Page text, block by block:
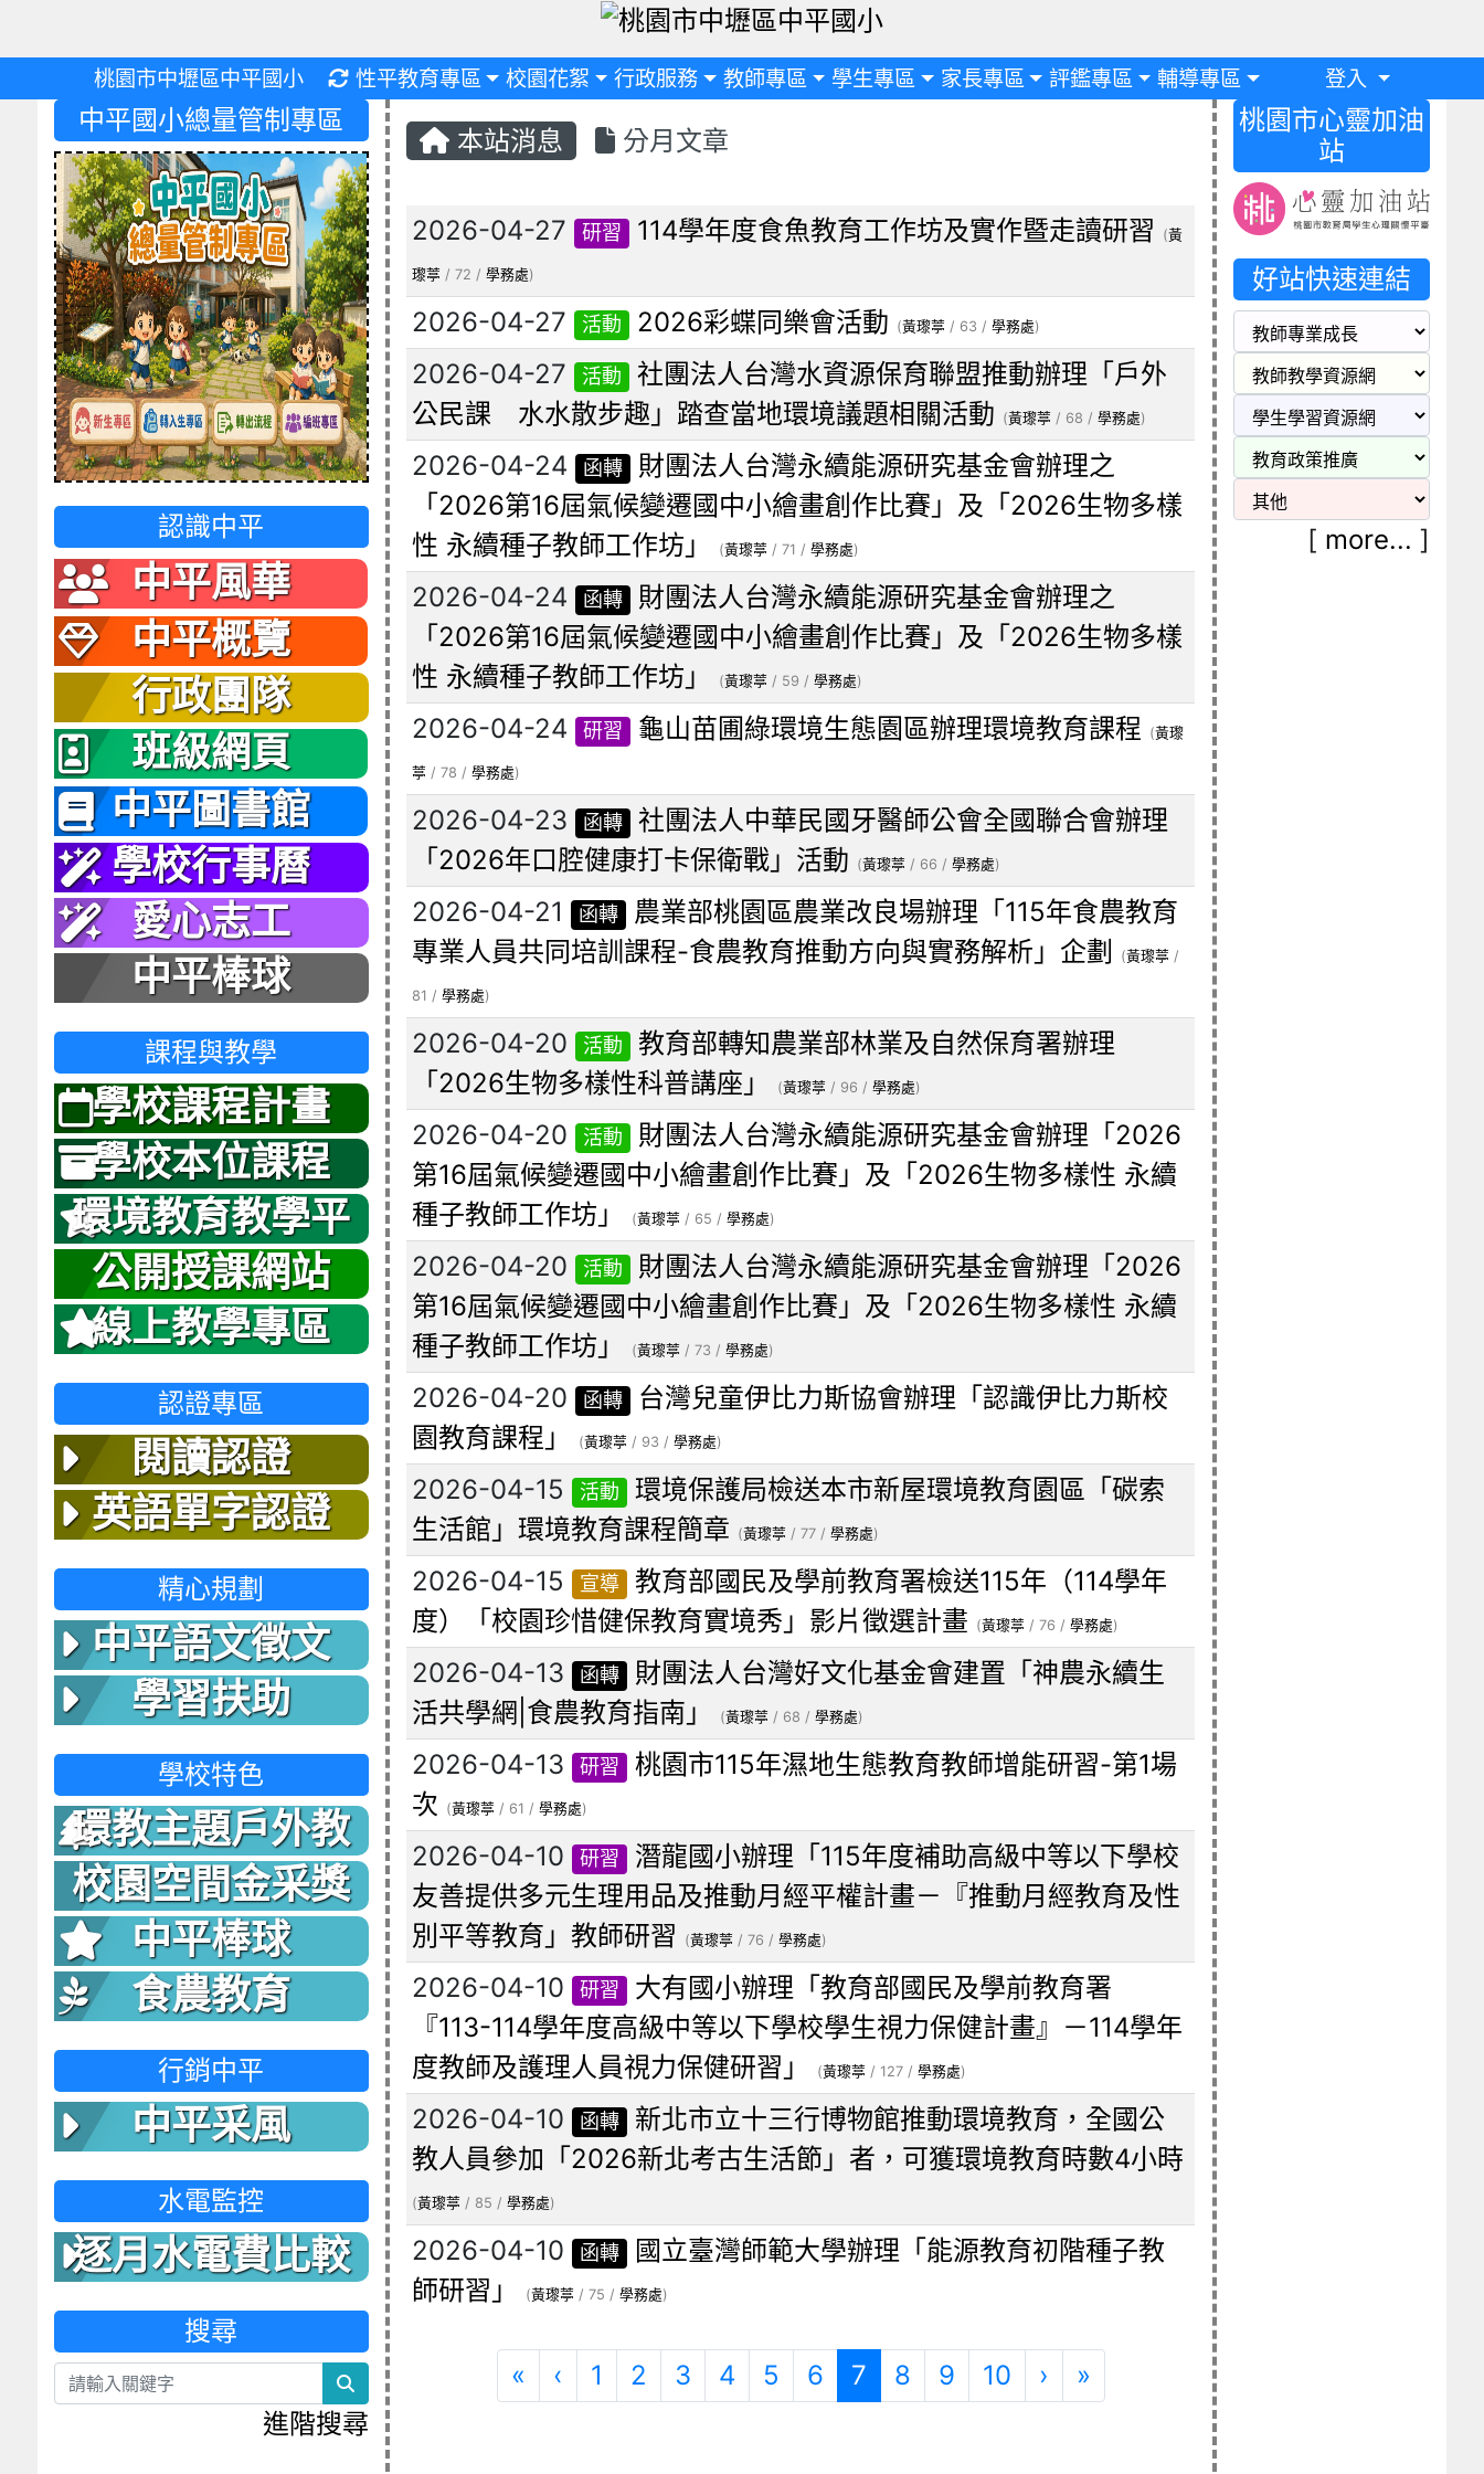
桃園市中壢區中平國小 重新取得佈景設定
性平教育專區 校園花絮 行政服務 教師專區 學生專區 家長專區 評鑑專區 輔導專區 登入
本站消息 分月文章
文章列表
2026-04-27 研習 114學年度食魚教育工作坊及實作暨走讀研習 (黃
瓈葶 / 72 / 學務處)
2026-04-27 活動 2026彩蝶同樂會活動 (黃瓈葶 / 63 /學務處)
2026-04-27 活動
社團法人台灣水資源保育聯盟推動辦理「戶外
公民課 水水散步趣」踏查當地環境議題相關活動 (黃瓈葶 / 68 / 學務處)
2026-04-24 函轉
財團法人台灣永續能源研究基金會辦理之
「2026第16屆氣候變遷國中小繪畫創作比賽」及「2026生物多樣
性 永續種子教師工作坊」
(黃瓈葶 / 71 / 學務處)
2026-04-24 函轉
財團法人台灣永續能源研究基金會辦理之
「2026第16屆氣候變遷國中小繪畫創作比賽」及「2026生物多樣
性 永續種子教師工作坊」
(黃瓈葶 / 59 / 學務處)
2026-04-24 研習 龜山苗圃綠環境生態園區辦理環境教育課程 (黃瓈
葶 / 78 / 學務處)
2026-04-23 函轉
社團法人中華民國牙醫師公會全國聯合會辦理
「2026年口腔健康打卡保衛戰」活動 (黃瓈葶 / 66 / 學務處)
2026-04-21 函轉
農業部桃園區農業改良場辦理「115年食農教育
專業人員共同培訓課程-食農教育推動方向與實務解析」企劃
(黃瓈葶 /
81 / 學務處)
2026-04-20 活動
教育部轉知農業部林業及自然保育署辦理
「2026生物多樣性科普講座」
(黃瓈葶 / 96 / 學務處)
2026-04-20 活動
財團法人台灣永續能源研究基金會辦理「2026
第16屆氣候變遷國中小繪畫創作比賽」及「2026生物多樣性 永續
種子教師工作坊」
(黃瓈葶 / 65 / 學務處)
2026-04-20 活動
財團法人台灣永續能源研究基金會辦理「2026
第16屆氣候變遷國中小繪畫創作比賽」及「2026生物多樣性 永續
種子教師工作坊」
(黃瓈葶 / 73 / 學務處)
2026-04-20 函轉
台灣兒童伊比力斯協會辦理「認識伊比力斯校
園教育課程」
(黃瓈葶 / 93 / 學務處)
2026-04-15 活動
環境保護局檢送本市新屋環境教育園區「碳索
生活館」環境教育課程簡章 (黃瓈葶 / 77 / 學務處)
2026-04-15 宣導
教育部國民及學前教育署檢送115年（114學年
度）「校園珍惜健保教育實境秀」影片徵選計畫 (黃瓈葶 / 76 / 學務處)
2026-04-13 函轉
財團法人台灣好文化基金會建置「神農永續生
活共學網|食農教育指南」
(黃瓈葶 / 68 / 學務處)
2026-04-13 研習
桃園市115年濕地生態教育教師增能研習-第1場
次 (黃瓈葶 / 61 / 學務處)
2026-04-10 研習
潛龍國小辦理「115年度補助高級中等以下學校
友善提供多元生理用品及推動月經平權計畫－『推動月經教育及性
別平等教育」教師研習
(黃瓈葶 / 76 / 學務處)
2026-04-10 研習
大有國小辦理「教育部國民及學前教育署
『113-114學年度高級中等以下學校學生視力保健計畫』－114學年
度教師及護理人員視力保健研習」
(黃瓈葶 / 127 / 學務處)
2026-04-10 函轉
新北市立十三行博物館推動環境教育，全國公
教人員參加「2026新北考古生活節」者，可獲環境教育時數4小時
(黃瓈葶 / 85 / 學務處)
2026-04-10 函轉
國立臺灣師範大學辦理「能源教育初階種子教
師研習」
(黃瓈葶 / 75 / 學務處)
« 第一頁
‹ 上一頁
1 2 3 4 5 6 7(目前頁次)
8 9 10 › 下一頁
»
中平國小總量管制專區
認識中平
中平風華
中平概覽
行政團隊
班級網頁
中平圖書館
學校行事曆
愛心志工
中平棒球
課程與教學
學校課程計畫
學校本位課程
環境教育教學平
台
公開授課網站
線上教學專區
認證專區
閱讀認證
英語單字認證
精心規劃
中平語文徵文
學習扶助
學校特色
環教主題戶外教
室
校園空間金采獎
中平棒球
食農教育
行銷中平
中平采風
水電監控
逐月水電費比較
表
搜尋
search
進階搜尋
桃園市心靈加油
站
好站快速連結
[ more... ]